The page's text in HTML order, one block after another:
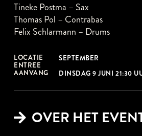
Tineke Postma – Sax
Thomas Pol – Contrabas
Felix Schlarmann – Drums
LOCATIE SEPTEMBER
ENTREE
AANVANG DINSDAG 9 JUNI 21:30
OVER HET